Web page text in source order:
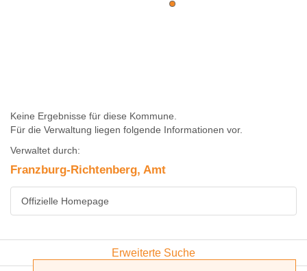
Keine Ergebnisse für diese Kommune.
Für die Verwaltung liegen folgende Informationen vor.
Verwaltet durch:
Franzburg-Richtenberg, Amt
Offizielle Homepage
Erweiterte Suche